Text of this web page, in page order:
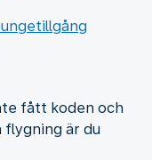
fått koden och
är du